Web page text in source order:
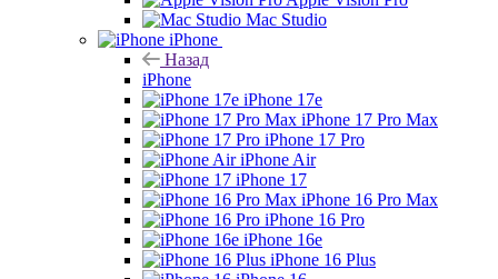
Mac Studio
iPhone
Назад
iPhone
iPhone 17e
iPhone 17 Pro Max
iPhone 17 Pro
iPhone Air
iPhone 17
iPhone 16 Pro Max
iPhone 16 Pro
iPhone 16e
iPhone 16 Plus